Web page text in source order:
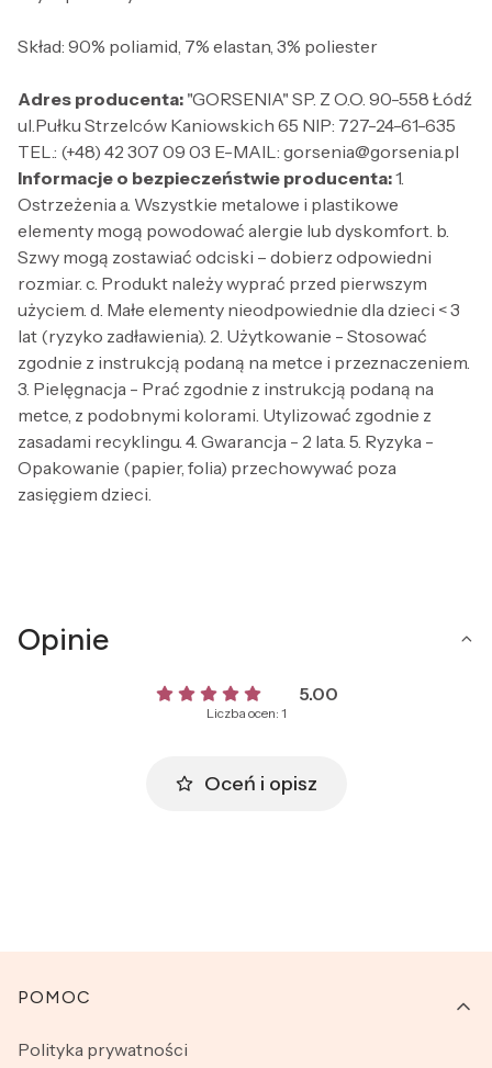
Skład: 90% poliamid, 7% elastan, 3% poliester
Adres producenta: "GORSENIA" SP. Z O.O. 90-558 Łódź
ul.Pułku Strzelców Kaniowskich 65 NIP: 727-24-61-635
TEL.: (+48) 42 307 09 03 E-MAIL: gorsenia@gorsenia.pl
Informacje o bezpieczeństwie producenta:1.
Ostrzeżenia a. Wszystkie metalowe i plastikowe
elementy mogą powodować alergie lub dyskomfort. b.
Szwy mogą zostawiać odciski – dobierz odpowiedni
rozmiar. c. Produkt należy wyprać przed pierwszym
użyciem. d. Małe elementy nieodpowiednie dla dzieci < 3
lat (ryzyko zadławienia). 2. Użytkowanie - Stosować
zgodnie z instrukcją podaną na metce i przeznaczeniem.
3. Pielęgnacja - Prać zgodnie z instrukcją podaną na
metce, z podobnymi kolorami. Utylizować zgodnie z
zasadami recyklingu. 4. Gwarancja - 2 lata. 5. Ryzyka -
Opakowanie (papier, folia) przechowywać poza
zasięgiem dzieci.
Opinie
5.00
Liczba ocen: 1
Oceń i opisz
Linki w stopce
POMOC
Polityka prywatności